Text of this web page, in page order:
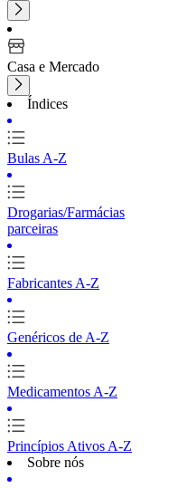
Casa e Mercado
Índices
Bulas A-Z
Drogarias/Farmácias
parceiras
Fabricantes A-Z
Genéricos de A-Z
Medicamentos A-Z
Princípios Ativos A-Z
Sobre nós